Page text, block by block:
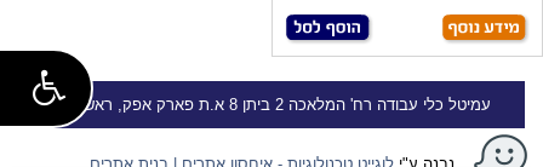
עמיטל כלי עבודה רח' המלאכה 2 ביתן 8 א.ת פארק אפק, ראש העין